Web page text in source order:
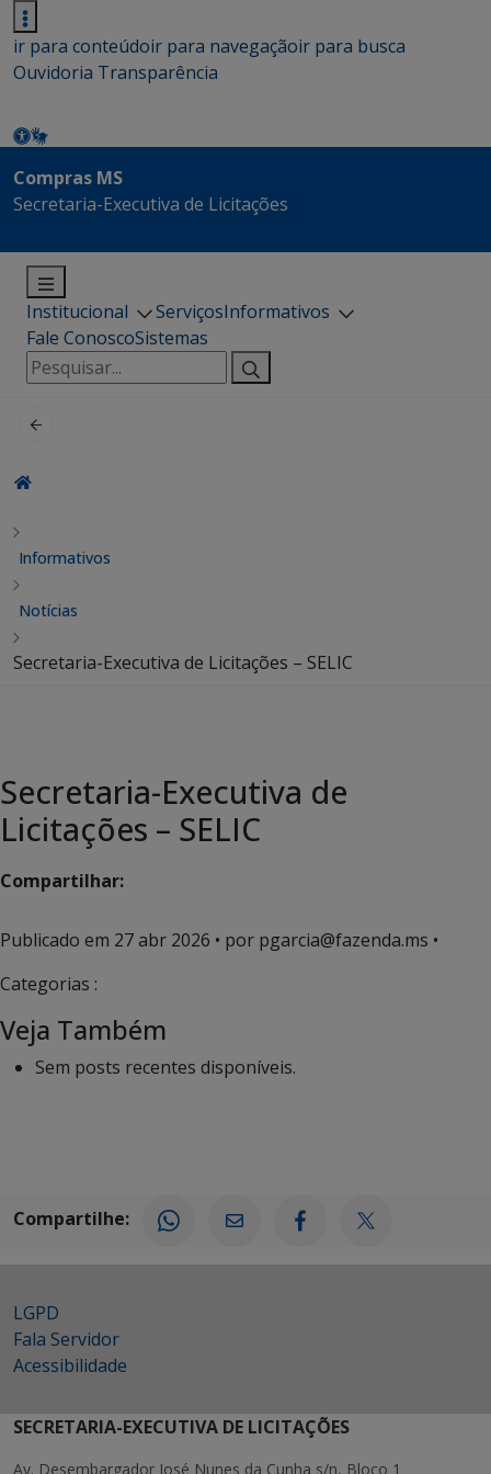
ir para conteúdoir para navegaçãoir para busca
Ouvidoria Transparência
Compras MS
Secretaria-Executiva de Licitações
Institucional ServiçosInformativos
Fale ConoscoSistemas
Pesquisar
por:
Informativos
Notícias
Secretaria-Executiva de Licitações – SELIC
Secretaria-Executiva de
Licitações – SELIC
Compartilhar:
Publicado em 27 abr 2026 • por pgarcia@fazenda.ms •
Categorias :
Veja Também
Sem posts recentes disponíveis.
Compartilhe:
LGPD
Fala Servidor
Acessibilidade
SECRETARIA-EXECUTIVA DE LICITAÇÕES
Av. Desembargador José Nunes da Cunha s/n, Bloco 1